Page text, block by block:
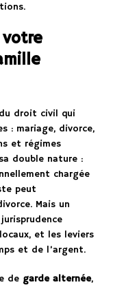
votre
droit civil qui
: mariage, divorce,
et régimes
double nature :
chargée
peut
Mais un
et les leviers
et de l’argent.
de garde alternée,